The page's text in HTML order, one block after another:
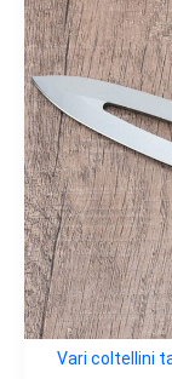
Vari coltellini